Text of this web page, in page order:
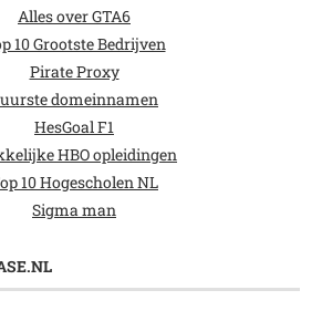
Alles over GTA6
10 Grootste Bedrijven
Pirate Proxy
domeinnamen
HesGoal F1
HBO opleidingen
10 Hogescholen NL
Sigma man